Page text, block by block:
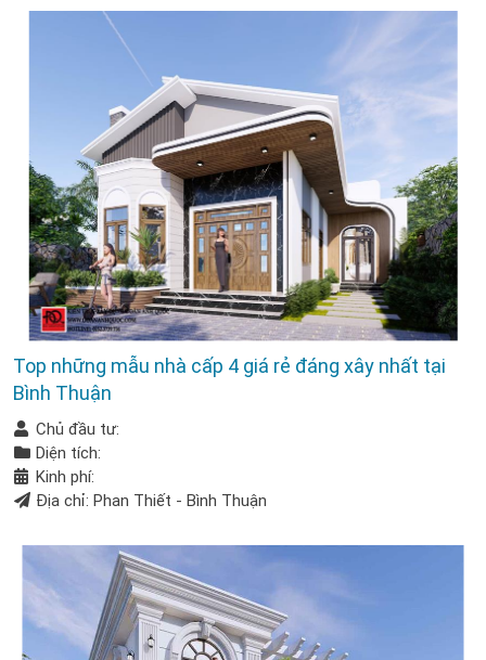
Top những mẫu nhà cấp 4 giá rẻ đáng xây nhất tại
Bình Thuận
Chủ đầu tư:
Diện tích:
Kinh phí:
Địa chỉ: Phan Thiết - Bình Thuận